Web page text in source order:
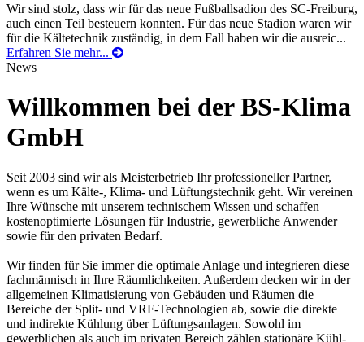
Wir sind stolz, dass wir für das neue Fußballsadion des SC-Freiburg,
auch einen Teil besteuern konnten. Für das neue Stadion waren wir
für die Kältetechnik zuständig, in dem Fall haben wir die ausreic...
Erfahren Sie mehr...
News
Willkommen bei der BS-Klima
GmbH
Seit 2003 sind wir als Meisterbetrieb Ihr professioneller Partner,
wenn es um Kälte-, Klima- und Lüftungstechnik geht. Wir vereinen
Ihre Wünsche mit unserem technischem Wissen und schaffen
kostenoptimierte Lösungen für Industrie, gewerbliche Anwender
sowie für den privaten Bedarf.
Wir finden für Sie immer die optimale Anlage und integrieren diese
fachmännisch in Ihre Räumlichkeiten. Außerdem decken wir in der
allgemeinen Klimatisierung von Gebäuden und Räumen die
Bereiche der Split- und VRF-Technologien ab, sowie die direkte
und indirekte Kühlung über Lüftungsanlagen. Sowohl im
gewerblichen als auch im privaten Bereich zählen stationäre Kühl-